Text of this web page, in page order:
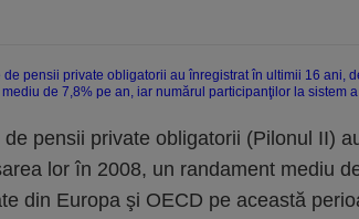
de pensii private obligatorii (Pilonul II)
lor în 2008, un randament mediu
din Europa şi OECD pe această